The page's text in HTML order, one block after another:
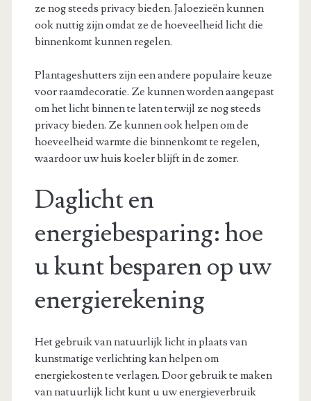
ze nog steeds privacy bieden. Jaloezieën kunnen
ook nuttig zijn omdat ze de hoeveelheid licht die
binnenkomt kunnen regelen.
Plantageshutters zijn een andere populaire keuze
voor raamdecoratie. Ze kunnen worden aangepast
om het licht binnen te laten terwijl ze nog steeds
privacy bieden. Ze kunnen ook helpen om de
hoeveelheid warmte die binnenkomt te regelen,
waardoor uw huis koeler blijft in de zomer.
Daglicht en
energiebesparing: hoe
u kunt besparen op uw
energierekening
Het gebruik van natuurlijk licht in plaats van
kunstmatige verlichting kan helpen om
energiekosten te verlagen. Door gebruik te maken
van natuurlijk licht kunt u uw energieverbruik